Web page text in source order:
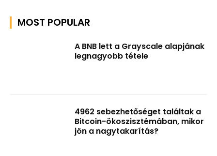
MOST POPULAR
A BNB lett a Grayscale alapjának
legnagyobb tétele
4962 sebezhetőséget találtak a
Bitcoin-ökoszisztémában, mikor
jön a nagytakarítás?